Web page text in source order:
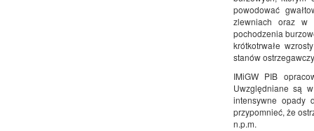
powodować
zlewniach oraz w
pochodzenia
krótkotrwałe
stanów
IMiGW PIB
Uwzględniane są
intensywne opady
przypomnieć, że
n.p.m.